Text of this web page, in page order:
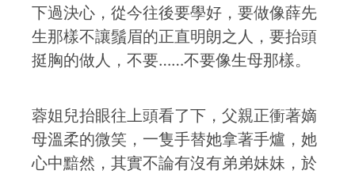
下過決心，從今往後要學好，要做像薛先
生那樣不讓鬚眉的正直明朗之人，要抬頭
挺胸的做人，不要……不要像生母那樣。
蓉姐兒抬眼往上頭看了下，父親正衝著嫡
母溫柔的微笑，一隻手替她拿著手爐，她
心中黯然，其實不論有沒有弟弟妹妹，於